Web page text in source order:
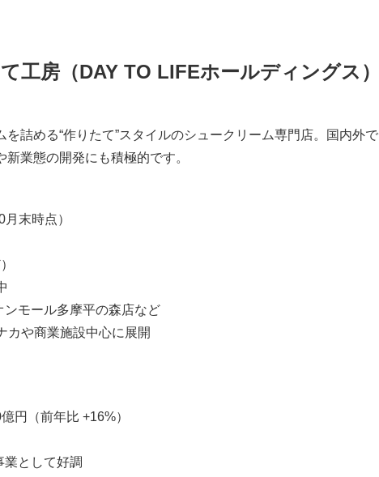
工房（DAY TO LIFEホールディングス）
詰める“作りたて”スタイルのシュークリーム専門店。国内外で
業態の開発にも積極的です。
末時点）
モール多摩平の森店など
カや商業施設中心に展開
円（前年比 +16%）
として好調